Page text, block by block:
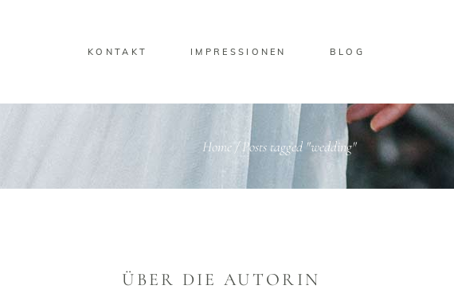
KONTAKT IMPRESSIONEN BLOG
Home/Posts tagged "wedding"
ÜBER DIE AUTORIN